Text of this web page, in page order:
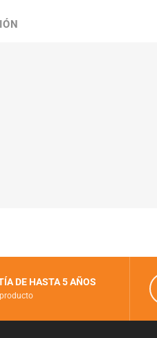
DE HASTA 5 AÑOS